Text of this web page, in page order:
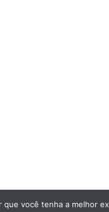
que você tenha a melhor